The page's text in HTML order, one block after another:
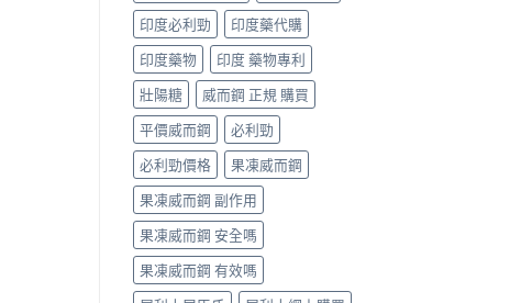
正
貨
分
辨
指
南〉
中
效
片
效
果
與
選
購
指
南〉
中
印度必利勁
印度藥代購
印度藥物
印度 藥物專利
壯陽糖
威而鋼 正規 購買
平價威而鋼
必利勁
必利勁價格
果凍威而鋼
果凍威而鋼 副作用
果凍威而鋼 安全嗎
果凍威而鋼 有效嗎